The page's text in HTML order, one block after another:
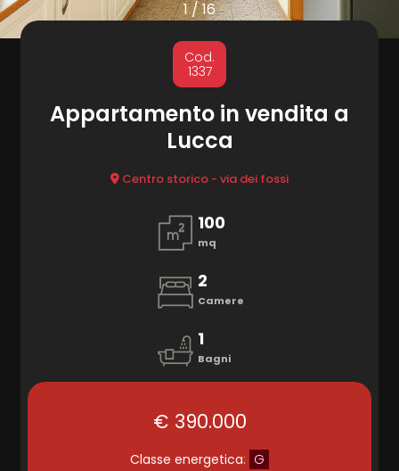
1 /16
Cod.
1337
Appartamento in vendita a
Lucca
Centro storico - via dei fossi
100
mq
2
Camere
1
Bagni
€ 390.000
Classe energetica: G
CONTATTI
Comune